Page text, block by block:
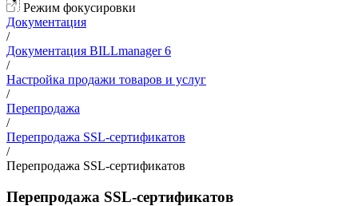
Режим фокусировки
Документация
/
Документация BILLmanager 6
/
Настройка продажи товаров и услуг
/
Перепродажа
/
Перепродажа SSL-сертификатов
/
Перепродажа SSL-сертификатов
Перепродажа SSL-сертификатов